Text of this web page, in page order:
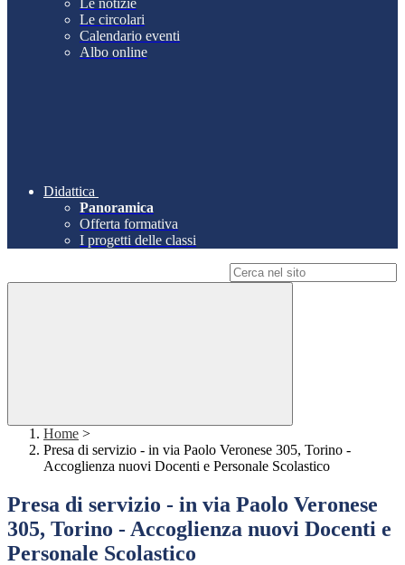
Le notizie
Le circolari
Calendario eventi
Albo online
Didattica
Panoramica
Offerta formativa
I progetti delle classi
Home >
Presa di servizio - in via Paolo Veronese 305, Torino -
Accoglienza nuovi Docenti e Personale Scolastico
Presa di servizio - in via Paolo Veronese
305, Torino - Accoglienza nuovi Docenti e
Personale Scolastico